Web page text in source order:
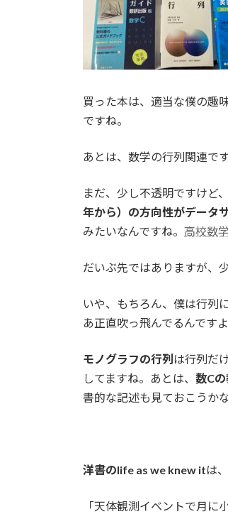
買った本は、適当な僕の趣
ですね。
あとは、数学の行列関連です
まだ、少し不透明ですけど
年から）の方向性がデータ
みたいなんですね。 高校数
だいぶ先ではありますが、
いや、もちろん、僕は行列
あ正直吹っ飛んでるんです
モノグラフの行列 は行列だ
してますね。あとは、 数C
書的な記述も見ておこうかな
洋書のlife as we knew itは、
「天体観測イベントで月